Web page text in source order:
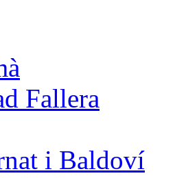
Fallera
i Baldoví